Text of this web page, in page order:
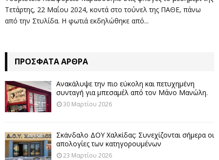
Τετάρτης, 22 Μαΐου 2024, κοντά στο τούνελ της ΠΑΘΕ, πάνω
από την Στυλίδα. Η φωτιά εκδηλώθηκε από...
ΠΡΌΣΦΑΤΑ ΆΡΘΡΑ
Ανακάλυψε την πιο εύκολη και πετυχημένη
συνταγή για μπεσαμέλ από τον Μάνο Μανώλη.
30 Μαρτίου 2026
Σκάνδαλο ΔΟΥ Χαλκίδας: Συνεχίζονται σήμερα οι
απολογίες των κατηγορουμένων
23 Μαρτίου 2026